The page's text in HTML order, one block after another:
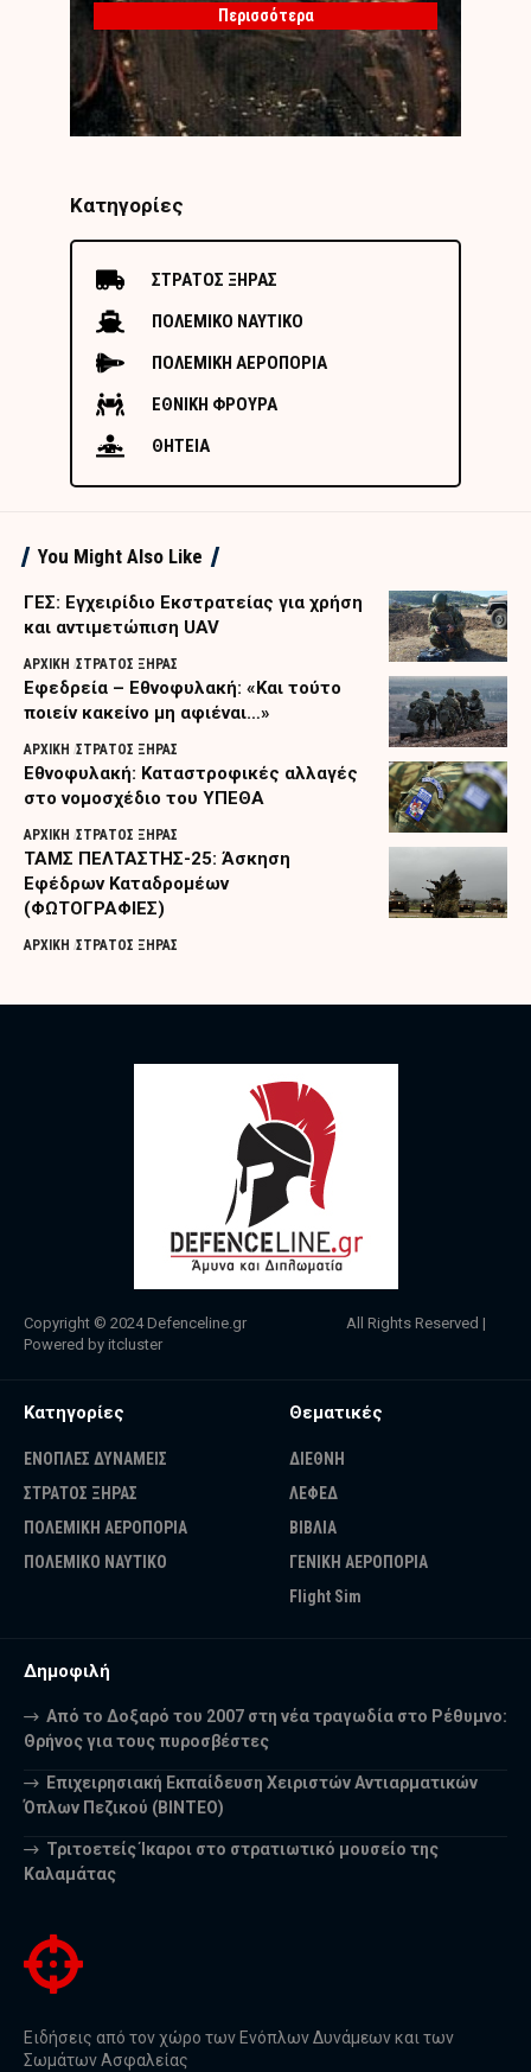
Περισσότερα
Κατηγορίες
ΣΤΡΑΤΟΣ ΞΗΡΑΣ
ΠΟΛΕΜΙΚΟ ΝΑΥΤΙΚΟ
ΠΟΛΕΜΙΚΗ ΑΕΡΟΠΟΡΙΑ
ΕΘΝΙΚΗ ΦΡΟΥΡΑ
ΘΗΤΕΙΑ
You Might Also Like
ΓΕΣ: Εγχειρίδιο Εκστρατείας για χρήση
και αντιμετώπιση UAV
ΑΡΧΙΚΗ ΣΤΡΑΤΟΣ ΞΗΡΑΣ
Εφεδρεία – Εθνοφυλακή: «Και τούτο
ποιείν κακείνο μη αφιέναι…»
ΑΡΧΙΚΗ ΣΤΡΑΤΟΣ ΞΗΡΑΣ
Εθνοφυλακή: Καταστροφικές αλλαγές
στο νομοσχέδιο του ΥΠΕΘΑ
ΑΡΧΙΚΗ ΣΤΡΑΤΟΣ ΞΗΡΑΣ
ΤΑΜΣ ΠΕΛΤΑΣΤΗΣ-25: Άσκηση
Εφέδρων Καταδρομέων
(ΦΩΤΟΓΡΑΦΙΕΣ)
ΑΡΧΙΚΗ ΣΤΡΑΤΟΣ ΞΗΡΑΣ
Copyright © 2024 Defenceline.gr All Rights Reserved |
Powered by itcluster
Κατηγορίες
ΕΝΟΠΛΕΣ ΔΥΝΑΜΕΙΣ
ΣΤΡΑΤΟΣ ΞΗΡΑΣ
ΠΟΛΕΜΙΚΗ ΑΕΡΟΠΟΡΙΑ
ΠΟΛΕΜΙΚΟ ΝΑΥΤΙΚΟ
Θεματικές
ΔΙΕΘΝΗ
ΛΕΦΕΔ
ΒΙΒΛΙΑ
ΓΕΝΙΚΗ ΑΕΡΟΠΟΡΙΑ
Flight Sim
Δημοφιλή
Από το Δοξαρό του 2007 στη νέα τραγωδία στο Ρέθυμνο:
Θρήνος για τους πυροσβέστες
Επιχειρησιακή Εκπαίδευση Χειριστών Αντιαρματικών
Όπλων Πεζικού (ΒΙΝΤΕΟ)
Τριτοετείς Ίκαροι στο στρατιωτικό μουσείο της
Καλαμάτας
Ειδήσεις από τον χώρο των Ενόπλων Δυνάμεων και των
Σωμάτων Ασφαλείας